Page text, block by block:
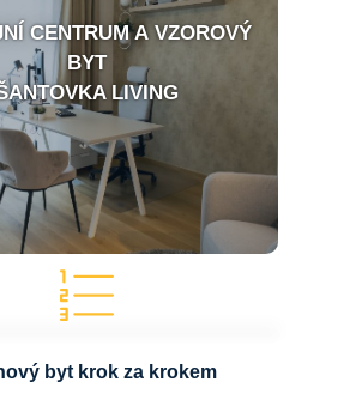
CENTRUM A VZOROVÝ
BYT
LIVING
byt krok za krokem